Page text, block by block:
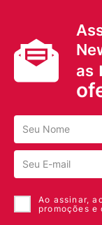
as
Ao assinar,
promoções e